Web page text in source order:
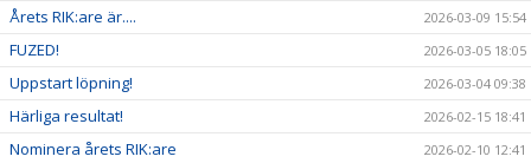
Årets RIK:are är.... 2026-03-09 15:54
FUZED! 2026-03-05 18:05
Uppstart löpning! 2026-03-04 09:38
Härliga resultat! 2026-02-15 18:41
Nominera årets RIK:are 2026-02-10 12:41